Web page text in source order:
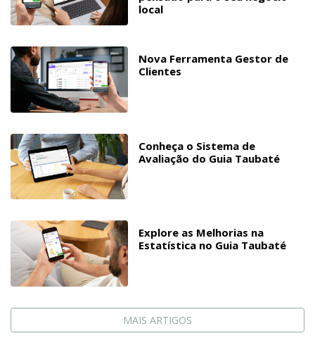
local
Nova Ferramenta Gestor de
Clientes
Conheça o Sistema de
Avaliação do Guia Taubaté
Explore as Melhorias na
Estatística no Guia Taubaté
MAIS ARTIGOS